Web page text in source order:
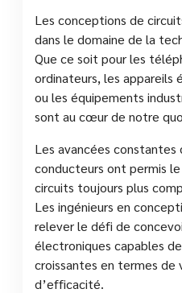
Les conceptions de
dans le domaine de la
Que ce soit pour les
ordinateurs, les appareils
ou les équipements
sont au cœur de notre
Les avancées constantes
conducteurs ont permis
circuits toujours plus
Les ingénieurs en
relever le défi de
électroniques capables
croissantes en termes de
d’efficacité.